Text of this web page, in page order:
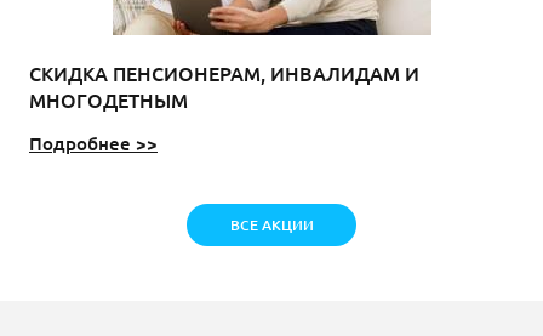
СКИДКА ПЕНСИОНЕРАМ, ИНВАЛИДАМ И
МНОГОДЕТНЫМ
Подробнее >>
ВСЕ АКЦИИ